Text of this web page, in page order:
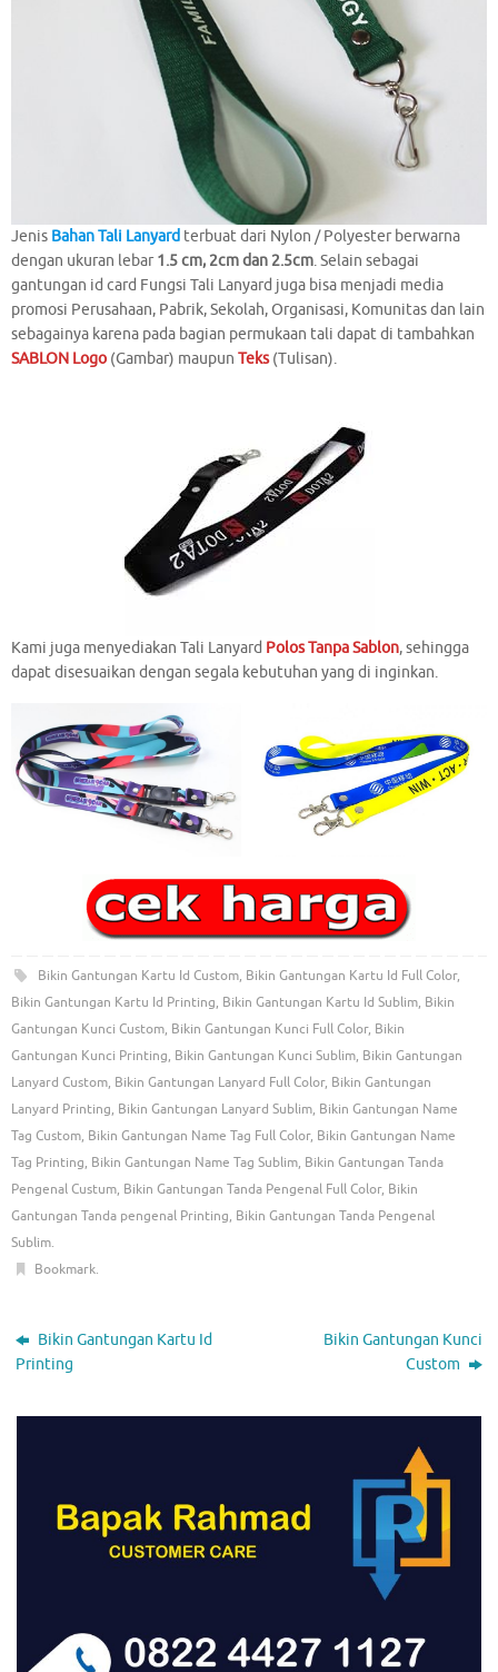
Jenis Bahan Tali Lanyard terbuat dari Nylon / Polyester berwarna
dengan ukuran lebar 1.5 cm, 2cm dan 2.5cm. Selain sebagai
gantungan id card Fungsi Tali Lanyard juga bisa menjadi media
promosi Perusahaan, Pabrik, Sekolah, Organisasi, Komunitas dan lain
sebagainya karena pada bagian permukaan tali dapat di tambahkan
SABLON Logo (Gambar) maupun Teks(Tulisan).
Kami juga menyediakan Tali Lanyard Polos Tanpa Sablon, sehingga
dapat disesuaikan dengan segala kebutuhan yang di inginkan.
Bikin Gantungan Kartu Id Custom, Bikin Gantungan Kartu Id Full Color,
Bikin Gantungan Kartu Id Printing, Bikin Gantungan Kartu Id Sublim, Bikin
Gantungan Kunci Custom, Bikin Gantungan Kunci Full Color, Bikin
Gantungan Kunci Printing, Bikin Gantungan Kunci Sublim, Bikin Gantungan
Lanyard Custom, Bikin Gantungan Lanyard Full Color, Bikin Gantungan
Lanyard Printing, Bikin Gantungan Lanyard Sublim, Bikin Gantungan Name
Tag Custom, Bikin Gantungan Name Tag Full Color, Bikin Gantungan Name
Tag Printing, Bikin Gantungan Name Tag Sublim, Bikin Gantungan Tanda
Pengenal Custum, Bikin Gantungan Tanda Pengenal Full Color, Bikin
Gantungan Tanda pengenal Printing, Bikin Gantungan Tanda Pengenal
Sublim.
Bookmark.
Bikin Gantungan Kartu Id
Printing
Bikin Gantungan Kunci
Custom